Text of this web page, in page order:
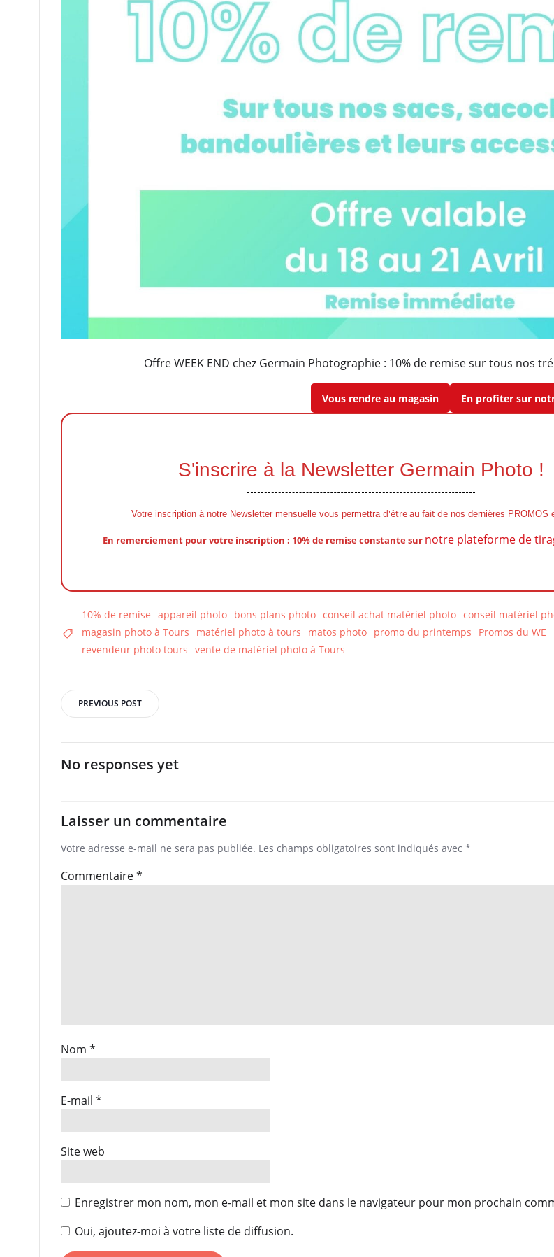
Offre WEEK END chez Germain Photographie : 10% de remise sur tous nos
Vous rendre au magasin En profiter sur
S'inscrire à la Newsletter Germain Photo !
Votre inscription à notre Newsletter mensuelle vous permettra d'être au fait denos dernières PROMOS
En remerciement pour votre inscription : 10% de remiseconstantesur notre plateforme de
10% de remise appareil photo bons plans photo conseil achat matériel photo conseil matériel
magasin photo à Tours
matériel photo à tours matos photo promo du printemps Promos du WE
revendeur photo tours vente de matériel photo à Tours
Post
navigation
PREVIOUS POST
No responses yet
Laisser un commentaire
Votre adresse e-mail ne sera pas publiée. Les champs obligatoires sont indiqués avec *
Commentaire*
Nom *
E-mail *
Site web
Enregistrer mon nom, mon e-mail et mon site dans le navigateur pour mon prochain
Oui, ajoutez-moi à votre liste de diffusion.